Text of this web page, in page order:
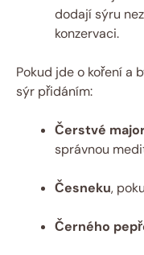
dodají sýru
konzervaci.
Pokud jde o koření a
sýr přidáním:
Čerstvé
správnou
Česneku,
Černého